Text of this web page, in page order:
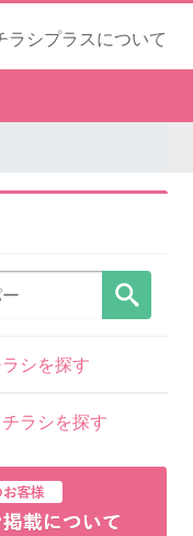
ラシプラスについて
シを探す
ラシを探す